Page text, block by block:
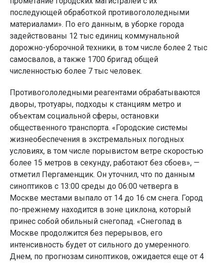
последующей обработкой противогололедными
материалами». По его данным, в уборке города
задействованы 12 тыс единиц коммунальной
дорожно-уборочной техники, в том числе более 2 тыс
самосвалов, а также 1700 бригад общей
численностью более 7 тыс человек.
Противогололедными реагентами обрабатываются
дворы, тротуары, подходы к станциям метро и
объектам социальной сферы, остановки
общественного транспорта. «Городские системы
жизнеобеспечения в экстремальных погодных
условиях, в том числе порывистом ветре скоростью
более 15 метров в секунду, работают без сбоев», —
отметил Пергаменщик. Он уточнил, что по данным
синоптиков с 13:00 среды до 06:00 четверга в
Москве местами выпало от 14 до 16 см снега. Город
по-прежнему находится в зоне циклона, который
принес собой обильный снегопад. «Снегопад в
Москве продолжится без перерывов, его
интенсивность будет от сильного до умеренного.
Днем, по прогнозам синоптиков, ожидается еще от 4